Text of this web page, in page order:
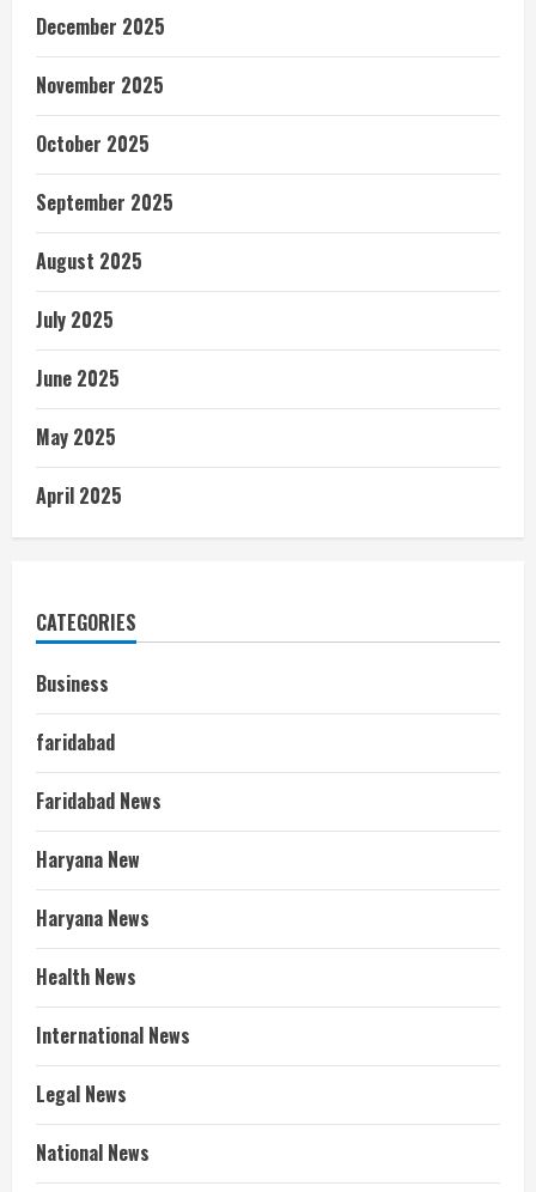
December 2025
November 2025
October 2025
September 2025
August 2025
July 2025
June 2025
May 2025
April 2025
CATEGORIES
Business
faridabad
Faridabad News
Haryana New
Haryana News
Health News
International News
Legal News
National News